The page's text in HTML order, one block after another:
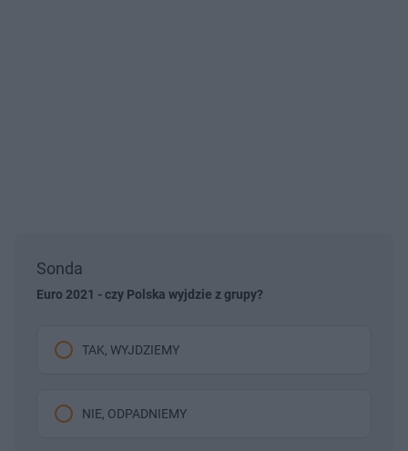
Sonda
Euro 2021 - czy Polska wyjdzie z grupy?
TAK, WYJDZIEMY
NIE, ODPADNIEMY